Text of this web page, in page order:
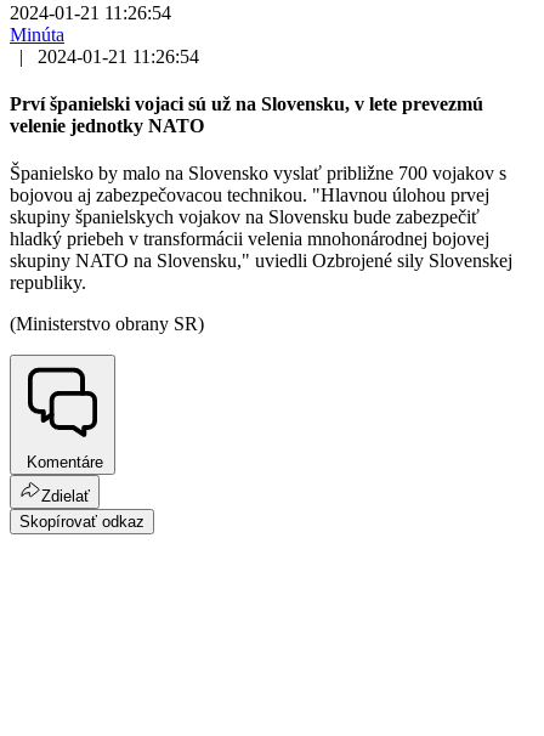
2024-01-21 11:26:54
Minúta
|
2024-01-21 11:26:54
Prví španielski vojaci sú už na Slovensku, v lete prevezmú
velenie jednotky NATO
Španielsko by malo na Slovensko vyslať približne 700 vojakov s
bojovou aj zabezpečovacou technikou. "Hlavnou úlohou prvej
skupiny španielskych vojakov na Slovensku bude zabezpečiť
hladký priebeh v transformácii velenia mnohonárodnej bojovej
skupiny NATO na Slovensku," uviedli Ozbrojené sily Slovenskej
republiky.
(Ministerstvo obrany SR)
Komentáre
Zdielať
Skopírovať odkaz